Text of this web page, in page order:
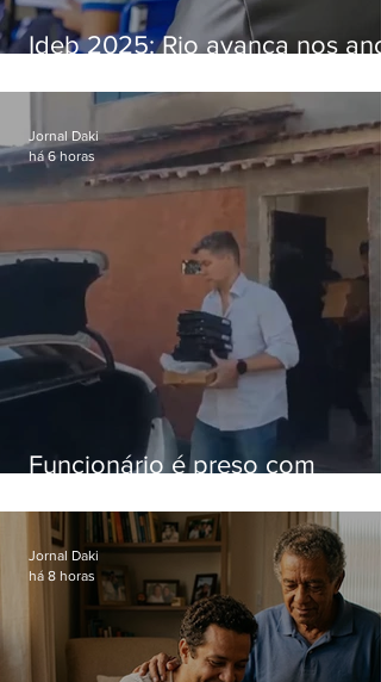
Ideb 2025: Rio avança nos
nacional
Funcionário é preso com
Hospital do Andaraí
Jornal Daki
há 6 horas
Jornal Daki
há 8 horas